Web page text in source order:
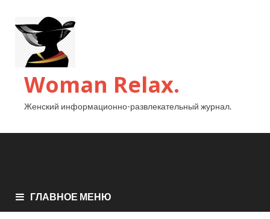
Woman Relax.
Женский информационно-развлекательный журнал.
ГЛАВНОЕ МЕНЮ